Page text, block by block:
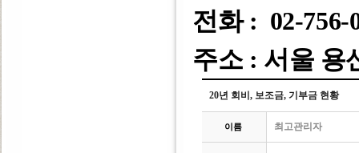
전화 : 02-756-
주소 : 서울 용
20년 회비, 보조금, 기부금 현황
이름 최고관리자